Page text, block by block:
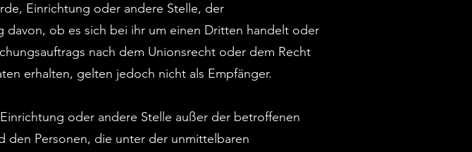
Einrichtung oder andere Stelle, der
ob es sich bei ihr um einen Dritten handelt oder
nach dem Unionsrecht oder dem Recht
erhalten, gelten jedoch nicht als Empfänger.
oder andere Stelle außer der betroffenen
den Personen, die unter der unmittelbaren